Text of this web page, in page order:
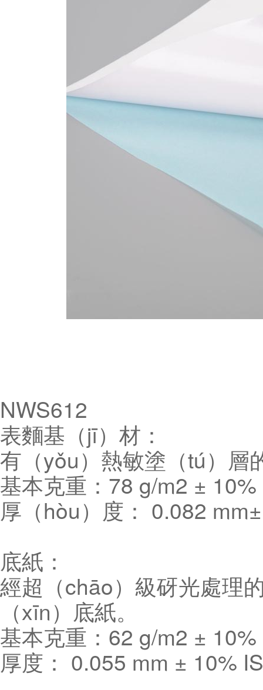
NWS612
表麵基（jī）材：
有（yǒu）熱敏塗（tú）層
基本克重：78 g/m2 ±
厚（hòu）度： 0.082
底紙：
經超（chāo）級砑光處理
（xīn）底紙。
基本克重：62 g/m2 ±
厚度： 0.055 mm ± 10%